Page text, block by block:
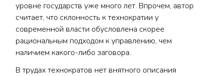
уровне государств уже много лет. Впрочем, автор
считает, что склонность к технократии у
современной власти обусловлена скорее
рациональным подходом к управлению, чем
наличием какого-либо заговора.
В трудах технократов нет внятного описания